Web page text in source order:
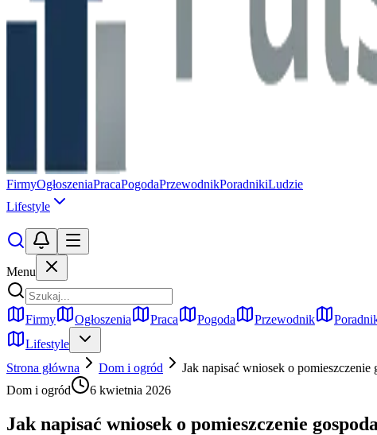
FirmyOgłoszeniaPracaPogodaPrzewodnikPoradnikiLudzie
Lifestyle
Menu
Firmy Ogłoszenia Praca Pogoda Przewodnik
Lifestyle
Strona główna
Dom i ogród
Jak napisać wniosek o
Dom i ogród
6 kwietnia 2026
Jak napisać wniosek o pomieszczenie